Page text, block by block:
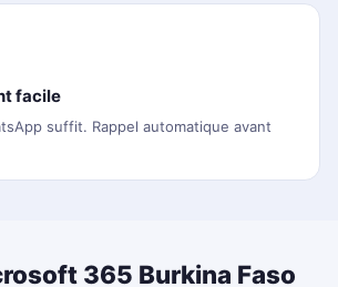
facile
suffit. Rappel automatique avant
365 Burkina Faso